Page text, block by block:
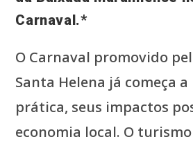
Carnaval.*
O Carnaval promovido
Santa Helena já começa
prática, seus impactos
economia local. O